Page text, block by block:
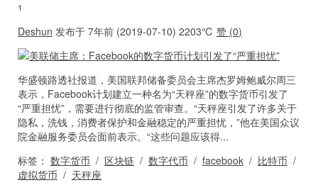
1
Deshun 发布于 7年前 (2019-07-10) 2203℃ 赞 (0)
华盛顿路透社报道，美国联邦储备委员会主席杰罗姆鲍威尔周三
表示，Facebook计划建立一种名为“天秤座”的数字货币引发了
“严重担忧”，需要进行彻底的监管审查。“天秤座引发了许多关于
隐私，洗钱，消费者保护和金融稳定的严重担忧，”他在美国众议
院金融服务委员会面前表示。“这些问题应该得...
标签： 数字货币 / 区块链 / 数字代币 / facebook / 比特币 /
虚拟货币 / 天秤座